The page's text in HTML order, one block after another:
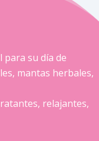
para su día de
mantas herbales,
relajantes,